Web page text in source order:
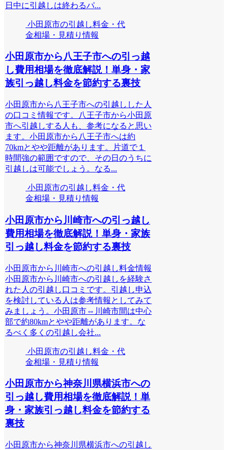
日中に引越しは終わるパ...
小田原市の引越し料金・代
金相場・見積り情報
小田原市から八王子市への引っ越
し費用相場を徹底解説！単身・家
族引っ越し料金を節約する裏技
小田原市から八王子市への引越しした人
の口コミ情報です。八王子市から小田原
市へ引越しする人も、参考になると思い
ます。小田原市から八王子市へは約
70kmとやや距離があります。片道で１
時間強の範囲ですので、その日のうちに
引越しは可能でしょう。なる...
小田原市の引越し料金・代
金相場・見積り情報
小田原市から川崎市への引っ越し
費用相場を徹底解説！単身・家族
引っ越し料金を節約する裏技
小田原市から川崎市への引越し料金情報
小田原市から川崎市への引越しを経験さ
れた人の引越し口コミです。引越し申込
を検討している人は参考情報としてみて
みましょう。小田原市⇔川崎市間は中心
部で約80kmとやや距離があります。な
るべく多くの引越し会社...
小田原市の引越し料金・代
金相場・見積り情報
小田原市から神奈川県横浜市への
引っ越し費用相場を徹底解説！単
身・家族引っ越し料金を節約する
裏技
小田原市から神奈川県横浜市への引越し